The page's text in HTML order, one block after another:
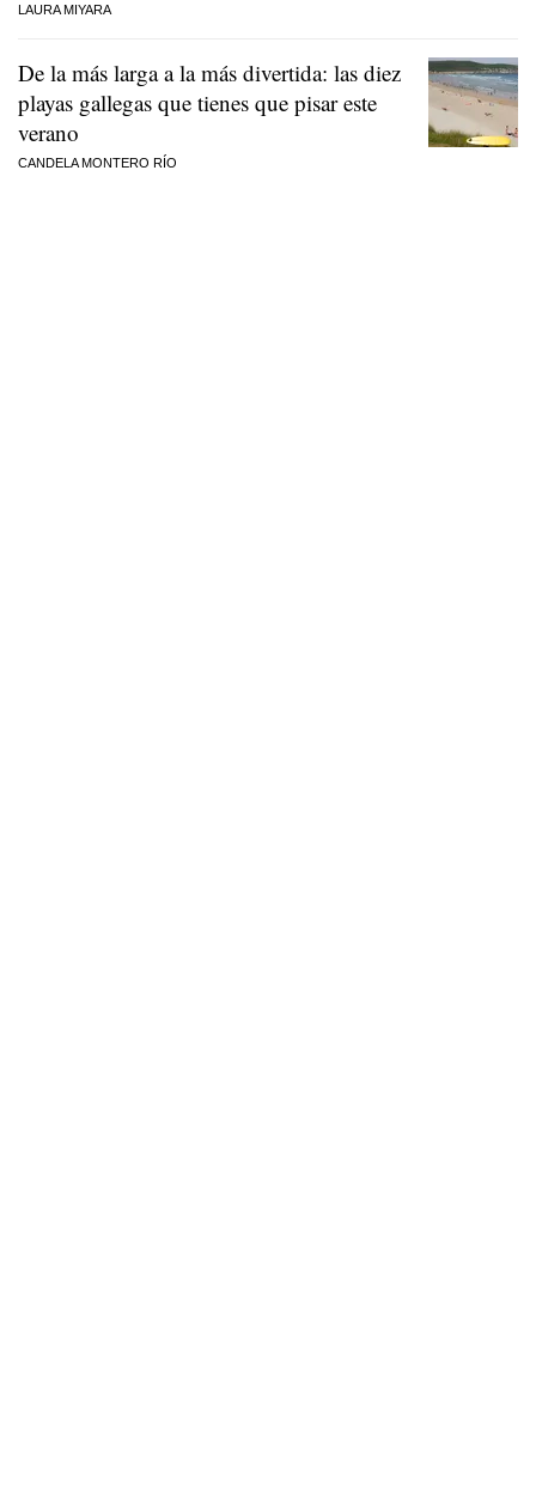
LAURA MIYARA
De la más larga a la más divertida: las diez
playas gallegas que tienes que pisar este
verano
CANDELA MONTERO RÍO